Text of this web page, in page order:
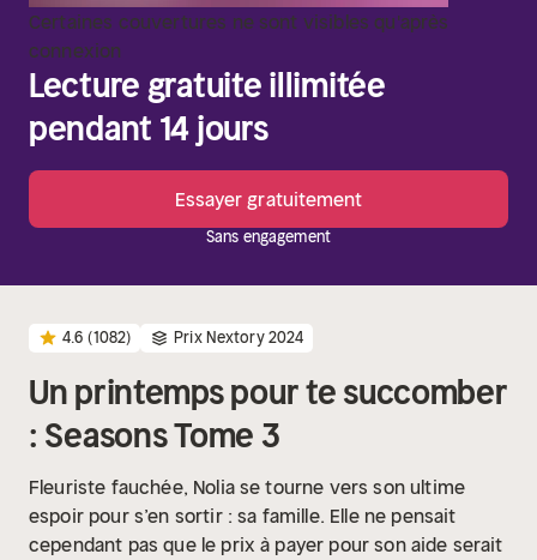
Certaines couvertures ne sont visibles qu'après
connexion
Lecture gratuite illimitée
pendant 14 jours
Essayer gratuitement
Sans engagement
4.6 (1082) Prix Nextory 2024
Un printemps pour te succomber
: Seasons Tome 3
Fleuriste fauchée, Nolia se tourne vers son ultime
espoir pour s’en sortir : sa famille. Elle ne pensait
cependant pas que le prix à payer pour son aide serait